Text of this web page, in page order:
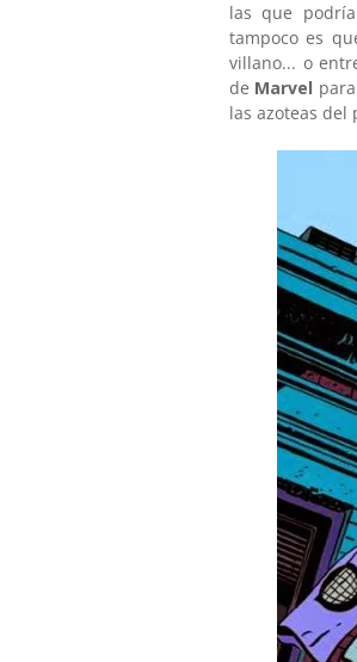
las que
tampoco es
villano... o
de Marvel
las azoteas del